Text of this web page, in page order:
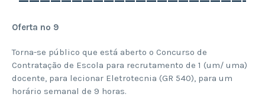
Oferta nº 9
Torna-se público que está aberto o Concurso de
Contratação de Escola para recrutamento de 1 (um/ uma)
docente, para lecionar Eletrotecnia (GR 540), para um
horário semanal de 9 horas.